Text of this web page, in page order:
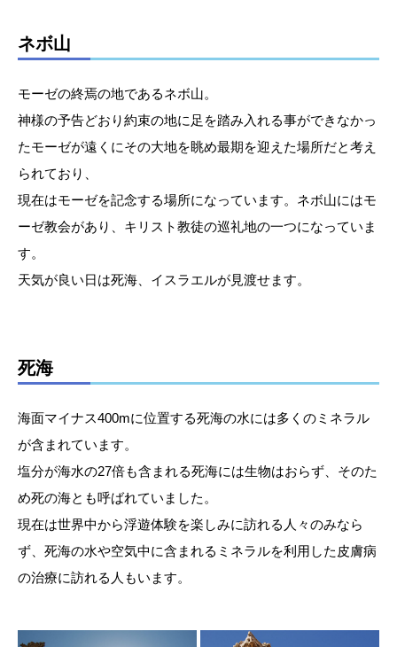
ネボ山
モーゼの終焉の地であるネボ山。
神様の予告どおり約束の地に足を踏み入れる事ができなかっ
たモーゼが遠くにその大地を眺め最期を迎えた場所だと考え
られており、
現在はモーゼを記念する場所になっています。ネボ山にはモ
ーゼ教会があり、キリスト教徒の巡礼地の一つになっていま
す。
天気が良い日は死海、イスラエルが見渡せます。
死海
海面マイナス400mに位置する死海の水には多くのミネラル
が含まれています。
塩分が海水の27倍も含まれる死海には生物はおらず、そのた
め死の海とも呼ばれていました。
現在は世界中から浮遊体験を楽しみに訪れる人々のみなら
ず、死海の水や空気中に含まれるミネラルを利用した皮膚病
の治療に訪れる人もいます。